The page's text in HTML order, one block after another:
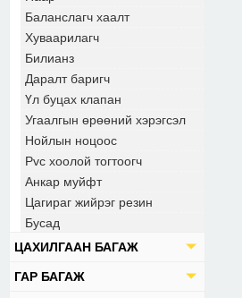
Баланслагч хаалт
Хуваарилагч
Билианз
Даралт баригч
Үл буцах клапан
Угаалгын өрөөний хэрэгсэл
Нойлын ноцоос
Pvc хоолой тогтоогч
Анкар муйфт
Цагираг жийрэг резин
Бусад
ЦАХИЛГААН БАГАЖ
ГАР БАГАЖ